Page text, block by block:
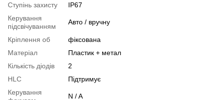
Ступінь захисту
IP67
Керування
підсвічуванням
Авто / вручну
Кріплення об
фіксована
Матеріал
Пластик + метал
Кількість діодів
2
HLC
Підтримує
Керування
N / A